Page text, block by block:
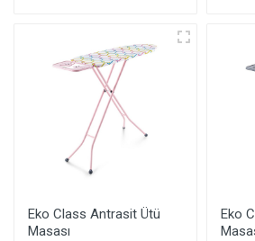
Eko Class Antrasit Ütü
Masası
Eko